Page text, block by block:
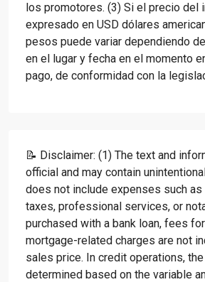
los promotores. (3) Si el precio del
expresado en USD dólares
pesos puede variar dependiendo
en el lugar y fecha en el momento
pago, de conformidad con la
📝 Disclaimer: (1) The text and
official and may contain
does not include expenses such
taxes, professional services, or
purchased with a bank loan, fees
mortgage-related charges are not
sales price. In credit operations,
determined based on the variable